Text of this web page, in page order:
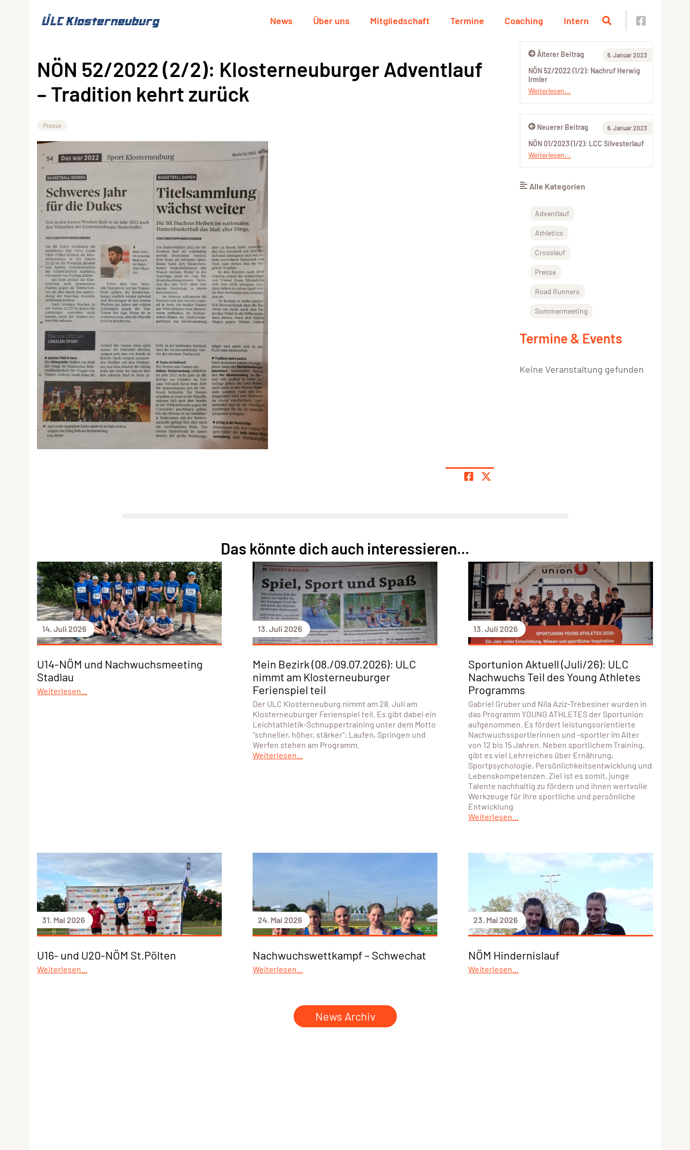
News Über uns Mitgliedschaft Termine Coaching Intern
NÖN 52/2022 (2/2): Klosterneuburger Adventlauf
– Tradition kehrt zurück
Presse
Älterer Beitrag 6. Januar 2023
NÖN 52/2022 (1/2): Nachruf Herwig
Irmler
Weiterlesen...
Neuerer Beitrag 6. Januar 2023
NÖN 01/2023 (1/2): LCC Silvesterlauf
Weiterlesen...
Alle Kategorien
Adventlauf
Athletics
Crosslauf
Presse
Road Runners
Sommermeeting
Termine & Events
Keine Veranstaltung gefunden
Das könnte dich auch interessieren...
14. Juli 2026
U14-NÖM und Nachwuchsmeeting
Stadlau
Weiterlesen...
13. Juli 2026
Mein Bezirk (08./09.07.2026): ULC
nimmt am Klosterneuburger
Ferienspiel teil
Der ULC Klosterneuburg nimmt am 28. Juli am
Klosterneuburger Ferienspiel teil. Es gibt dabei ein
Leichtathletik-Schnuppertraining unter dem Motto
"schneller, höher, stärker": Laufen, Springen und
Werfen stehen am Programm.
Weiterlesen...
13. Juli 2026
Sportunion Aktuell (Juli/26): ULC
Nachwuchs Teil des Young Athletes
Programms
Gabriel Gruber und Nila Aziz-Trebesiner wurden in
das Programm YOUNG ATHLETES der Sportunion
aufgenommen. Es fördert leistungsorientierte
Nachwuchssportlerinnen und -sportler im Alter
von 12 bis 15 Jahren. Neben sportlichem Training,
gibt es viel Lehrreiches über Ernährung,
Sportpsychologie, Persönlichkeitsentwicklung und
Lebenskompetenzen. Ziel ist es somit, junge
Talente nachhaltig zu fördern und ihnen wertvolle
Werkzeuge für ihre sportliche und persönliche
Entwicklung
Weiterlesen...
31. Mai 2026
U16- und U20-NÖM St.Pölten
Weiterlesen...
24. Mai 2026
Nachwuchswettkampf – Schwechat
Weiterlesen...
23. Mai 2026
NÖM Hindernislauf
Weiterlesen...
News Archiv